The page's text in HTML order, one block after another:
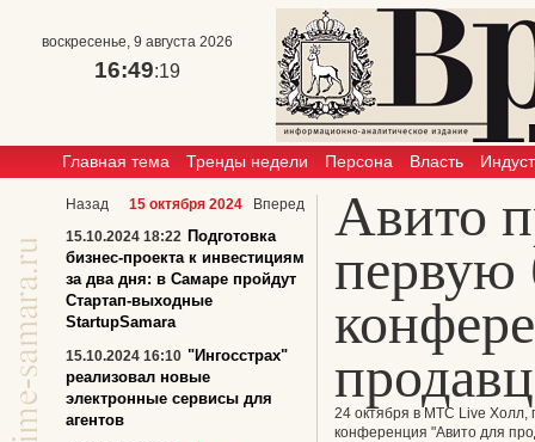
воскресенье, 9 августа 2026
16:49:20
Главная тема Тренды недели Персона Власть
Авито
первую
24 октября в МТС Live Холл,
конференция "Авито для
Назад 15 октября 2024
Вперед
15.10.2024 18:22 Подготовка
бизнес-проекта к инвестициям
за два дня: в Самаре пройдут
Стартап-выходные
StartupSamara
15.10.2024 16:10 "Ингосстрах"
реализовал новые
электронные сервисы для
агентов